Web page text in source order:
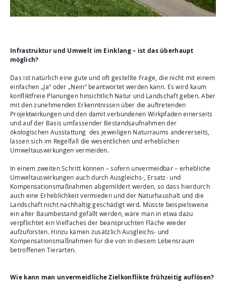
Infrastruktur und Umwelt im Einklang – ist das überhaupt
möglich?
Das ist natürlich eine gute und oft gestellte Frage, die nicht mit einem
einfachen „Ja“ oder „Nein“ beantwortet werden kann. Es wird kaum
konfliktfreie Planungen hinsichtlich Natur und Landschaft geben. Aber
mit den zunehmenden Erkenntnissen über die auftretenden
Projektwirkungen und den damit verbundenen Wirkpfaden einerseits
und auf der Basis umfassender Bestandsaufnahmen der
ökologischen Ausstattung des jeweiligen Naturraums andererseits,
lassen sich im Regelfall die wesentlichen und erheblichen
Umweltauswirkungen vermeiden.
In einem zweiten Schritt können – sofern unvermeidbar – erhebliche
Umweltauswirkungen auch durch Ausgleichs-, Ersatz- und
Kompensationsmaßnahmen abgemildert werden, so dass hierdurch
auch eine Erheblichkeit vermieden und der Naturhaushalt und die
Landschaft nicht nachhaltig geschädigt wird. Müsste beispielsweise
ein alter Baumbestand gefällt werden, wäre man in etwa dazu
verpflichtet ein Vielfaches der beanspruchten Fläche wieder
aufzuforsten. Hinzu kämen zusätzlich Ausgleichs- und
Kompensationsmaßnahmen für die von in diesem Lebensraum
betroffenen Tierarten.
Wie kann man unvermeidliche Zielkonflikte frühzeitig auflösen?